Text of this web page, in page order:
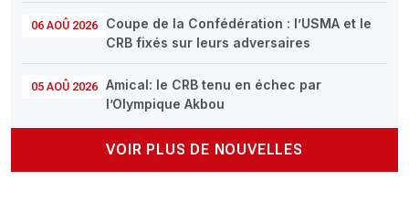
06 AOÛ 2026
Coupe de la Confédération : l’USMA et le
CRB fixés sur leurs adversaires
05 AOÛ 2026
Amical: le CRB tenu en échec par
l’Olympique Akbou
VOIR PLUS DE NOUVELLES